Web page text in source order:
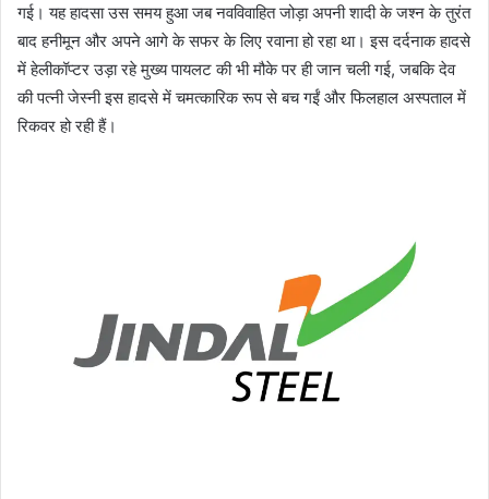
गई। यह हादसा उस समय हुआ जब नवविवाहित जोड़ा अपनी शादी के जश्न के तुरंत
बाद हनीमून और अपने आगे के सफर के लिए रवाना हो रहा था। इस दर्दनाक हादसे
में हेलीकॉप्टर उड़ा रहे मुख्य पायलट की भी मौके पर ही जान चली गई, जबकि देव
की पत्नी जेस्नी इस हादसे में चमत्कारिक रूप से बच गईं और फिलहाल अस्पताल में
रिकवर हो रही हैं।